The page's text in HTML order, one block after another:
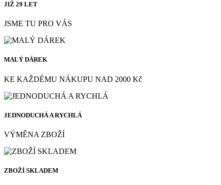
JIŽ 29 LET
JSME TU PRO VÁS
MALÝ DÁREK
KE KAŽDÉMU NÁKUPU NAD 2000 Kč
JEDNODUCHÁ A RYCHLÁ
VÝMĚNA ZBOŽÍ
ZBOŽÍ SKLADEM